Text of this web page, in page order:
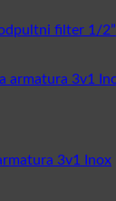
filter 1/2”
3v1 Inox